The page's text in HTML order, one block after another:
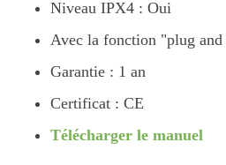
Niveau IPX4 : Oui
Avec la fonction "plug
Garantie : 1 an
Certificat : CE
Télécharger le manuel